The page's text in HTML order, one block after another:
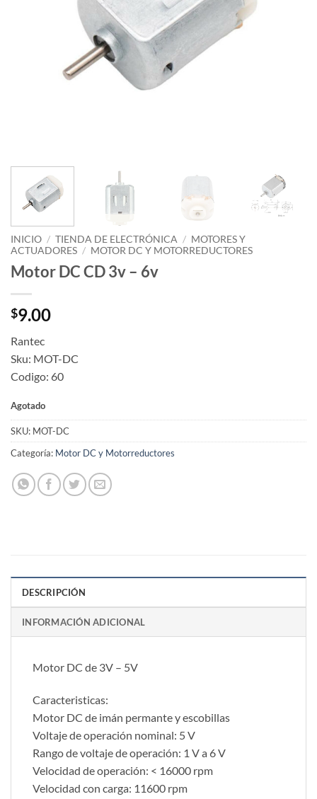
INICIO / TIENDA DE ELECTRÓNICA / MOTORES Y
ACTUADORES / MOTOR DC Y MOTORREDUCTORES
Motor DC CD 3v – 6v
$9.00
Rantec
Sku: MOT-DC
Codigo: 60
Agotado
SKU: MOT-DC
Categoría: Motor DC y Motorreductores
DESCRIPCIÓN
INFORMACIÓN ADICIONAL
Motor DC de 3V – 5V
Caracteristicas:
Motor DC de imán permante y escobillas
Voltaje de operación nominal: 5 V
Rango de voltaje de operación: 1 V a 6 V
Velocidad de operación: < 16000 rpm
Velocidad con carga: 11600 rpm